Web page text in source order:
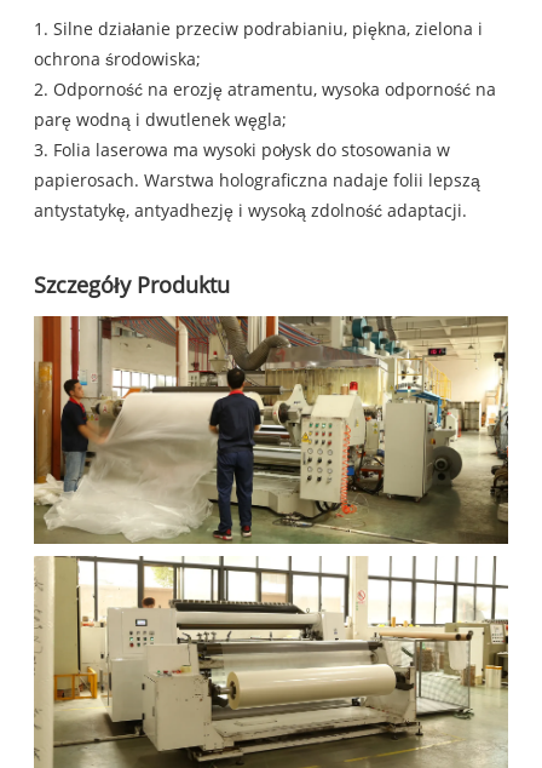
1. Silne działanie przeciw podrabianiu, piękna, zielona i
ochrona środowiska;
2. Odporność na erozję atramentu, wysoka odporność na
parę wodną i dwutlenek węgla;
3. Folia laserowa ma wysoki połysk do stosowania w
papierosach. Warstwa holograficzna nadaje folii lepszą
antystatykę, antyadhezję i wysoką zdolność adaptacji.
Szczegóły Produktu